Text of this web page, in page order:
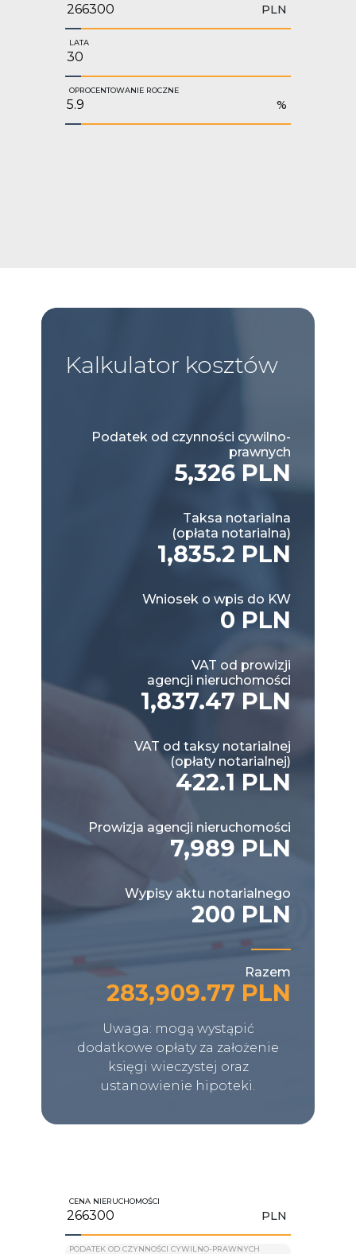
PLN
LATA
OPROCENTOWANIE ROCZNE
%
Kalkulator kosztów
Podatek od czynności cywilno-
prawnych
5,326 PLN
Taksa notarialna
(opłata notarialna)
1,835.2 PLN
Wniosek o wpis do KW
0 PLN
VAT od prowizji
agencji nieruchomości
1,837.47 PLN
VAT od taksy notarialnej
(opłaty notarialnej)
422.1 PLN
Prowizja agencji nieruchomości
7,989 PLN
Wypisy aktu notarialnego
200 PLN
Razem
283,909.77 PLN
Uwaga: mogą wystąpić
dodatkowe opłaty za założenie
księgi wieczystej oraz
ustanowienie hipoteki.
CENA NIERUCHOMOŚCI
PLN
PODATEK OD CZYNNOŚCI CYWILNO-PRAWNYCH